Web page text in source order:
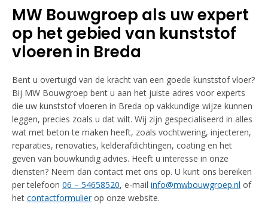
MW Bouwgroep als uw expert
op het gebied van kunststof
vloeren in Breda
Bent u overtuigd van de kracht van een goede kunststof vloer?
Bij MW Bouwgroep bent u aan het juiste adres voor experts
die uw kunststof vloeren in Breda op vakkundige wijze kunnen
leggen, precies zoals u dat wilt. Wij zijn gespecialiseerd in alles
wat met beton te maken heeft, zoals vochtwering, injecteren,
reparaties, renovaties, kelderafdichtingen, coating en het
geven van bouwkundig advies. Heeft u interesse in onze
diensten? Neem dan contact met ons op. U kunt ons bereiken
per telefoon 06 – 54658520, e-mail info@mwbouwgroep.nl of
het contactformulierop onze website.